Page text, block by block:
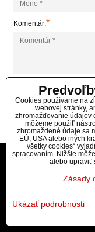
Komentár:*
*(Povinné)
Vytvorené pomocou:
Cookies používame na
webovej stránky,
zhromažďovanie údajov
môžeme použiť
zhromaždené údaje sa
EÚ, USA alebo iných
všetky cookies“
spracovaním. Nižšie
alebo upraviť
Zásady
Ukázať podrobnosti